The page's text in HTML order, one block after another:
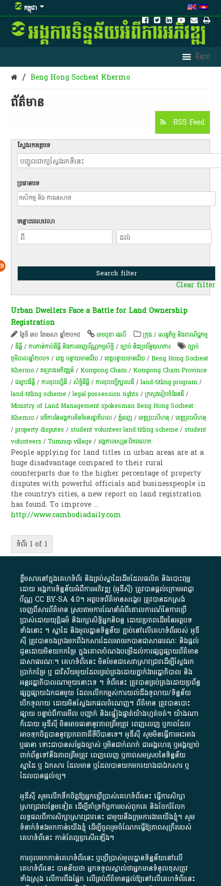
កម្ពុជា
/ Beng Hong Socheat Khermo
ព័ត៌មាន​
RSS Feed
ស្វែងរកអត្ថបទ
ប្រធានបទ
ចន្លោះពេលវេលា
Clear filter
Urban Dwellers Face a Battle for Land Ownership
Registration
ថ្ងៃទី ៣០ ខែមេសា ឆ្នាំ២០១៥ ខេមបូឌា ដេលី ក្រុង /សេដ្ឋកិច្ច និងពាណិជ្ជកម្ម
/ដីធ្លី /ការកាន់កាប់​ដីធ្លី និង​ការចេញ​ប័ណ្ណកម្មសិទ្ធិ​ /ច្បាប់ និងប្រព័ន្ធតុលាការ
ច្បាប់
ភូមិបាលឆ្នាំ២០០១ /ខេត្ត បន្ទាយមានជ័យ /​ខេត្តបន្ទាយមានជ័យ​ /Beng Hong Socheat
Khermo /គម្រោងអភិវឌ្ឍន៍ /Kompong Cham /Kompong Cham Province
/ជម្លោះ​ដីធ្លី /ការចុះបញ្ជីដី /សិទ្ធិ​ដីធ្លី /ការចុះបញ្ជីក្បាលដី /land-titling program /
land-titling scheme /legal possession rights /ក្រសួង​រៀបចំ​ដែន​ដី /
Ministry of Land Management spokesman Beng Hong Socheat
Khemro /វេទិការនៃអង្គការមិនមែនរដ្ឋាភិបាល /ភ្នំពេញ /ខេត្ត​ព្រះសីហនុ​ /ខេត្តព្រះសីហនុ
/property disputes /student volunteer land titling scheme /student
volunteers /Tumnup village /អង្គការ​ទស្សនៈ​ពិភព​លោក
People applying for land titles in urban areas are at a
huge disadvantage compared to their rural
counterparts due to the higher percentage of property
disputes with powerful officials and businesspeople in
the country’s cities, a new report on land registration
has found. To improve...
http://www.cambodiadaily.com
ទំព័រ 1 of 1
ខ្លឹមសារ​នៅ​ក្នុង​គេហទំព័រ និង​គ្រប់​ស្នា​ដៃ​ដើម​ដែល​ផលិត​ និង​បោះពុម្ព​
ដោយ​ អង្គការ​ទិន្នន័យ​អំពី​ការអភិវឌ្ឍ​​ (អូ​ឌី​ស៊ី)​ ត្រូវ​បាន​ផ្តល់​ក្រោម​អាជ្ញា
ប័ណ្ណ​CC BY-SA 4.0។​ អត្ថបទ​ព័ត៌មាន​សង្ខេប​ ត្រូវ​បាន​ដកស្រង់​
ចេញពី​សារព័ត៌មាន ស្របតាមការ​ណែនាំ​អំពី​គោលការណ៍​នៃ​ការ​ប្រើ
ប្រាស់​ដោយ​យុត្តិធម៌​ និង​រក្សាសិទ្ធិអ្នកនិពន្ធ ដោយ​ប្រភពដើម​នៃ​​អត្ថបទ
ទាំង​នោះ​ ។​ ស្នាដៃ​ និង​មូលដ្ឋាន​ទិន្នន័យ ​ភ្ជាប់​នៅ​លើ​គេហទំព័រ​របស់​ អូ​ឌី​
ស៊ី​ ត្រូវ​បាន​ចងក្រង​មក​ពី​ឯកសារ​ដែល​អាច​រក​បានជា​សាធារណៈ​ និង​ផ្តល់​
ជូន​ដោយ​មិន​យក​កម្រៃ​ ក្នុង​គោលបំណង​បម្រើ​ដល់ការ​ផ្សព្វផ្សាយ​ព័ត៌មាន​
ជា​សាធារណៈ​។​ គេហទំព័រ​នេះ​ មិនមែន​ជា​សេវា​ស្រាវជ្រាវ​ដើម្បី​ស្វែងរក
ប្រាក់​កម្រៃ​ ឬ​ ជា​វិស័យ​មួយ​ដែល​គ្រប់គ្រង​ដោយ​ភ្នាក់ងារ​រដ្ឋាភិបាល​ និង ​
អន្តររដ្ឋាភិបាល​ណាមួយ​នោះ​ទេ ​។​ ទំព័រ​នេះ​ ត្រូវ​បាន​គ្រប់គ្រង​ដោយ​ប្រព័ន្ធ​
ផ្សព្វផ្សាយ​ឯកជន​មួយ​ ដែល​លើកកម្ពស់​ការ​យល់​ដឹង​ទូលាយ​/​ទិន្នន័យ​
បើក​ទូលាយ​ ដោយ​មិនស្វែង​រក​ផល​ចំណេញ​។​ ព័ត៌មាន​ ត្រូវ​បាន​បោះ
ផ្សាយ​ បន្ទាប់​ពី​ការ​មើល​ បញ្ជាក់​ និង​ផ្ទៀងផ្ទាត់​យ៉ាង​ហ្មត់ចត់​។​ យ៉ាងណា​
ក៏​ដោយ​ អូ​ឌី​ស៊ី​ មិន​អាច​ធានា​នូវ​ភាព​ត្រឹមត្រូវ​ ពេញលេញ​ ឬ​ភាព​ដែល​
អាច​ទុកចិត្ត​បាននូវ​ប្រភព​ភាគី​ទី​បី​បាន​ទេ​។​ អូ​ឌី​ស៊ី​ សូម​មិន​ធ្វើការ​អះអាង​
ឬ​ធានា​ ទោះជា​បាន​សម្តែង​ច្បាស់​ ឬ​មិន​ជាក់លាក់​ ជា​អង្គហេតុ​ ឬ​អង្គច្បាប់​
ពាក់ព័ន្ធ​ទៅ​នឹង​ភាព​ត្រឹមត្រូវ​ ពេញលេញ​ ឬ​ភាព​សម​ស្រប​នៃ​ទិន្នន័យ​
ស្នាដៃ​ ឬ​ ឯកសារ​ ដែល​មាន​ ឬ​ដែល​បាន​យក​មក​យោង​ជា​ឯកសារ​ ឬ​
ដែល​បាន​ផ្តល់​ឲ្យ​។
អូឌីស៊ី សូមលើកទឹកចិត្តឱ្យអ្នកប្រើប្រាស់គេហទំព័រនេះ ធ្វើការសិក្សា
ស្រាវជ្រាវបន្ថែមទៀត ដើម្បីគាំទ្រកិច្ចការ​របស់ពួកគេ និងចែករំលែក
លទ្ធផលពីការសិក្សាស្រាវជ្រាវនេះ ជាមួយនឹងក្រុមការងារយើងខ្ញុំ។ សូម
ទំនាក់ទំនងមកកាន់យើងខ្ញុំ ដើម្បីចូលរួមចំណែកធ្វើឱ្យភាពសុក្រឹតរបស់
គេហទំព័នេះ កាន់តែល្អប្រសើរឡើង។
ការចូលមកកាន់គេហទំព័រនេះ ឬប្រើប្រាស់មូលដ្ឋានទិន្នន័យនៅលើ
គេហទំព័រនេះ បានន័យថា អ្នកទទួលស្គាល់ថាអ្នកមានទំនួលខុសត្រូវ
ទាំងស្រុង លើការពឹងផ្អែក លើគ្រប់ព័ត៌មានផ្តល់ឱ្យនៅលើគេហទំព័រនេះ